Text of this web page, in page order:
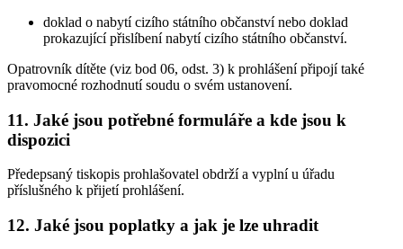
doklad o nabytí cizího státního občanství nebo doklad
prokazující přislíbení nabytí cizího státního občanství.
Opatrovník dítěte (viz bod 06, odst. 3) k prohlášení připojí také
pravomocné rozhodnutí soudu o svém ustanovení.
11. Jaké jsou potřebné formuláře a kde jsou k
dispozici
Předepsaný tiskopis prohlašovatel obdrží a vyplní u úřadu
příslušného k přijetí prohlášení.
12. Jaké jsou poplatky a jak je lze uhradit